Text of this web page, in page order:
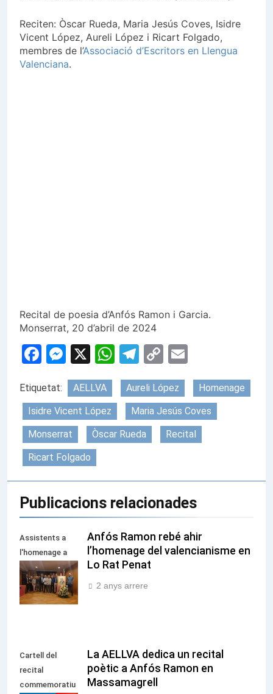
Reciten: Òscar Rueda, Maria Jesús Coves, Isidre
Vicent López, Aureli López i Ricart Folgado,
membres de l’Associació d’Escritors en Llengua
Valenciana.
Recital de poesia d’Anfós Ramon i Garcia.
Monserrat, 20 d’abril de 2024
Facebook
Messenger
X WhatsApp
Telegram
Copy
Link
Etiquetat: AELLVA Aureli López
Homenage
Isidre Vicent López
Maria Jesús Coves
Monserrat
Òscar Rueda
Recital
Ricart Folgado
Publicacions relacionades
Assistents a
l'homenage a
Anfós Ramon
en Lo Rat Penat
Anfós Ramon rebé ahir
l’homenage del valencianisme en
Lo Rat Penat
2 anys arrere
Cartell del
recital
commemoratiu
La AELLVA dedica un recital
poètic a Anfós Ramon en
Massamagrell